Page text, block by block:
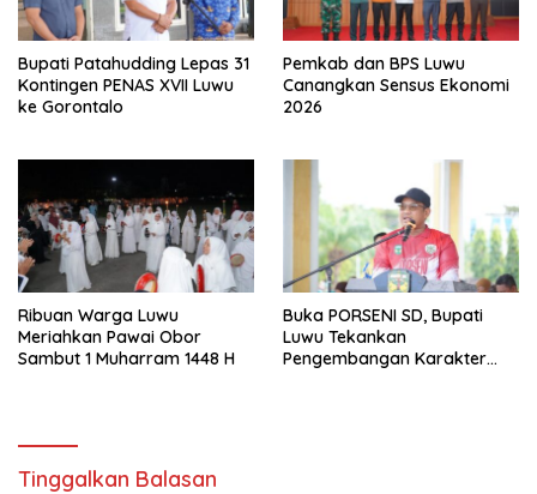
Bupati Patahudding Lepas 31
Kontingen PENAS XVII Luwu
ke Gorontalo
Pemkab dan BPS Luwu
Canangkan Sensus Ekonomi
2026
Ribuan Warga Luwu
Meriahkan Pawai Obor
Sambut 1 Muharram 1448 H
Buka PORSENI SD, Bupati
Luwu Tekankan
Pengembangan Karakter
Tinggalkan Balasan